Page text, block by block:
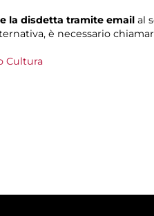
la disdetta tramite email al
è necessario
Cultura